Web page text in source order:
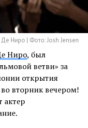
Де Ниро | Фото: Josh Jensen
Ниро, был
ветви» за
открытия
вторник вечером!
актер